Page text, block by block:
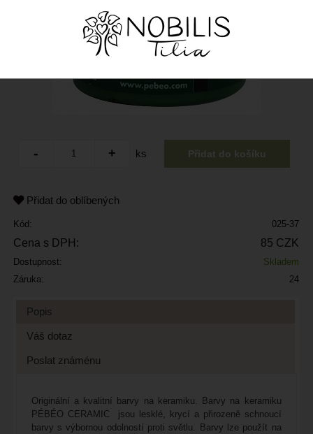
ks
Přidat do oblíbených
Kód: 025-37
Cena s DPH: 85 CZK
Dostupnost:
Skladem
Záruka:
24
Popis
Váš dotaz
Poslat známénu
Originální a kvalitní barvy na keramiku. Barvy na keramiku
PÉBÉO CERAMIC jsou lesklé, krycí a přirozeně schnoucí
barvy s výbornou odolností proti světlu. Barvy lze použít na